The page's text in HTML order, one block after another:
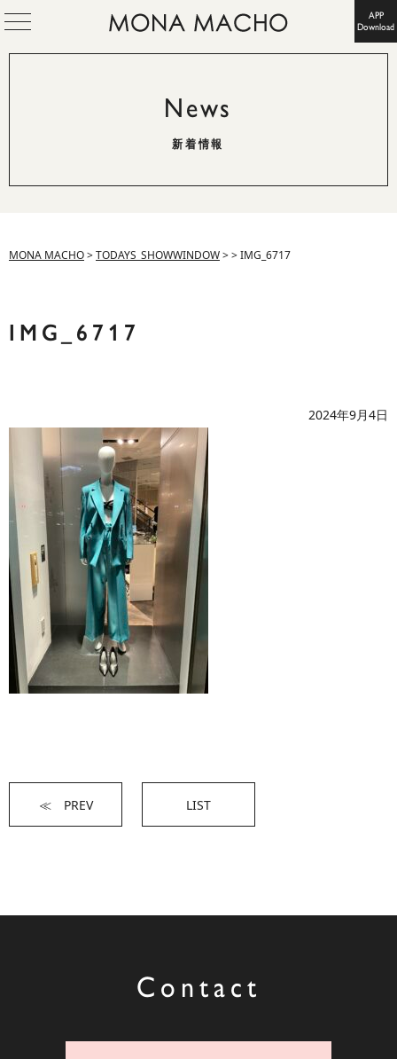
APP
Download
News
新着情報
MONA MACHO>TODAYS_SHOWWINDOW>>IMG_6717
IMG_6717
2024年9月4日
≪ PREV LIST
Contact